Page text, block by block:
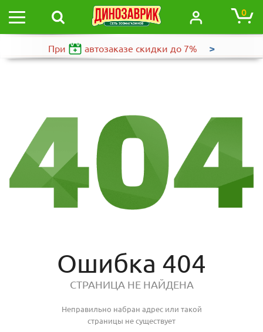
0
При автозаказе скидки до 7% >
Ошибка 404
СТРАНИЦА НЕ НАЙДЕНА
Неправильно набран адрес или такой
страницы не существует